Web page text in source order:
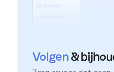
Volgen &